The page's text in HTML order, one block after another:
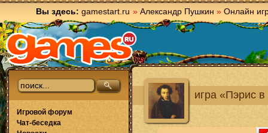
Вы здесь: gamestart.ru » Александр Пушкин » Онлайн
игра «Пэрис
Игровой форум
Чат-беседка